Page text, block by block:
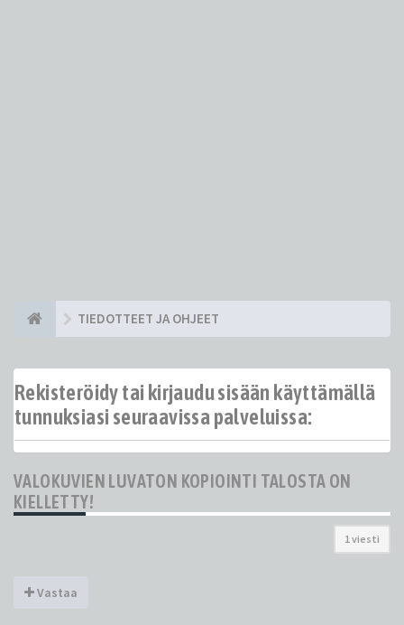
TIEDOTTEET JA OHJEET
Rekisteröidy tai kirjaudu sisään käyttämällä
tunnuksiasi seuraavissa palveluissa:
VALOKUVIEN LUVATON KOPIOINTI TALOSTA ON
KIELLETTY!
1 viesti
Vastaa